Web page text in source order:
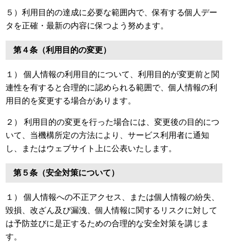
５）利用目的の達成に必要な範囲内で、保有する個人デー
タを正確・最新の内容に保つよう努めます。
第４条（利用目的の変更）
１） 個人情報の利用目的について、利用目的が変更前と関
連性を有すると合理的に認められる範囲で、個人情報の利
用目的を変更する場合があります。
２） 利用目的の変更を行った場合には、変更後の目的につ
いて、当機構所定の方法により、サービス利用者に通知
し、またはウェブサイト上に公表いたします。
第５条（安全対策について）
１） 個人情報への不正アクセス、または個人情報の紛失、
毀損、改ざん及び漏洩、個人情報に関するリスクに対して
は予防並びに是正するための合理的な安全対策を講じま
す。